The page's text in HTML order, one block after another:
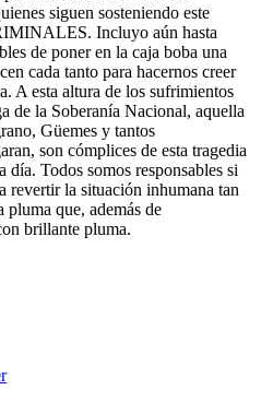
siguen sosteniendo este
Incluyo aún hasta
de poner en la caja boba una
cada tanto para hacernos creer
A esta altura de los sufrimientos
de la Soberanía Nacional, aquella
Güemes y tantos
son cómplices de esta tragedia
día. Todos somos responsables si
revertir la situación inhumana tan
pluma que, además de
brillante pluma.